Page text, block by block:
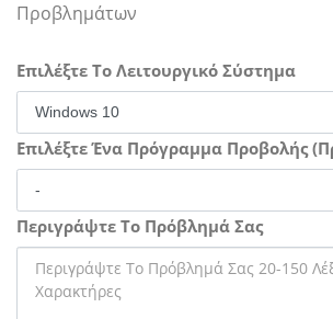
Προβλημάτων
Επιλέξτε Το Λειτουργικό Σύστημα
Επιλέξτε Ένα Πρόγραμμα Προβολής
Περιγράψτε Το Πρόβλημά Σας